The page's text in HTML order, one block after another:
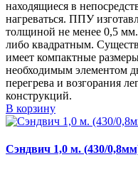
находящиеся в
нагреваться. ППУ
толщиной не менее 0,5
либо квадратным.
имеет компактные
необходимым элементом
перегрева и возгорания
конструкций.
В корзину
Сэндвич 1,0 м. (430/